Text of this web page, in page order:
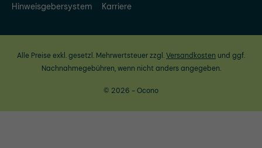
Hinweisgebersystem
Karriere
Alle Preise exkl. gesetzl. Mehrwertsteuer zzgl.Versandkosten und ggf.
Nachnahmegebühren, wenn nicht anders angegeben.
© 2026 - Ocono